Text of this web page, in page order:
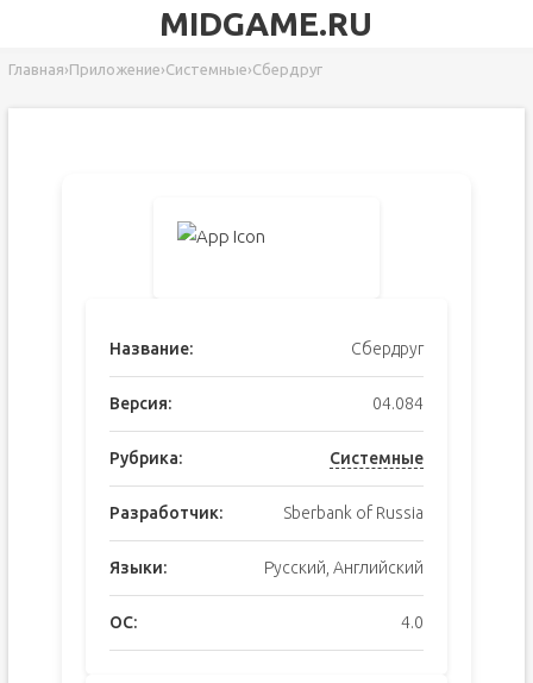
MIDGAME.RU
Главная›Приложение›Системные›Сбердруг
Название: Сбердруг
Версия: 04.084
Рубрика: Системные
Разработчик: Sberbank of Russia
Языки: Русский, Английский
ОС: 4.0